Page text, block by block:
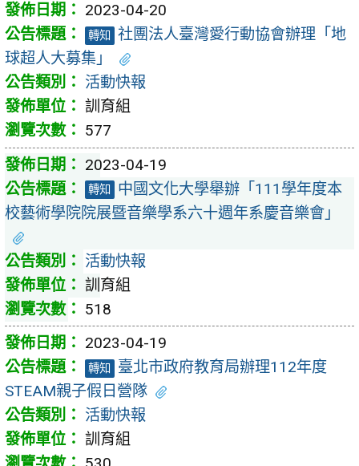
2023-04-20
轉知
社團法人臺灣愛行動協會辦理「地
球超人大募集」
活動快報
訓育組
577
2023-04-19
轉知
中國文化大學舉辦「111學年度本
校藝術學院院展暨音樂學系六十週年系慶音樂會」
活動快報
訓育組
518
2023-04-19
轉知
臺北市政府教育局辦理112年度
STEAM親子假日營隊
活動快報
訓育組